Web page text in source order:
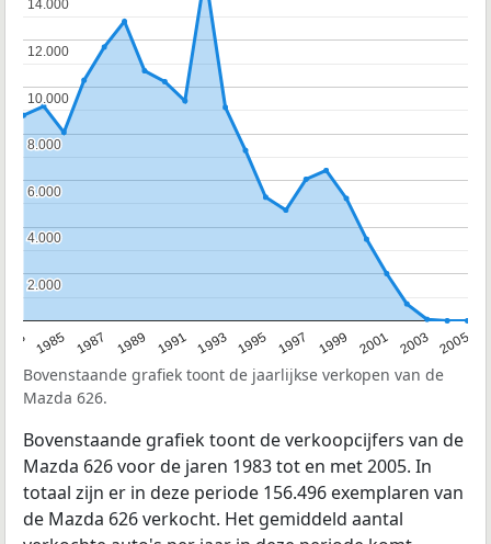
1985 1987 1989 1991 1993 1995 1997 1999 2001 2003 2005
2.000
2.000
4.000
4.000
6.000
6.000
8.000
8.000
10.000
10.000
12.000
12.000
14.000
14.000
Bovenstaande grafiek toont de jaarlijkse verkopen van de
Mazda 626.
Bovenstaande grafiek toont de verkoopcijfers van de
Mazda 626 voor de jaren 1983 tot en met 2005. In
totaal zijn er in deze periode 156.496 exemplaren van
de Mazda 626 verkocht. Het gemiddeld aantal